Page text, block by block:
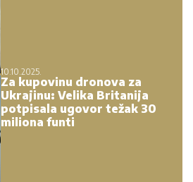
10.10.2025.
Za kupovinu dronova za
Ukrajinu: Velika Britanija
potpisala ugovor težak 30
miliona funti